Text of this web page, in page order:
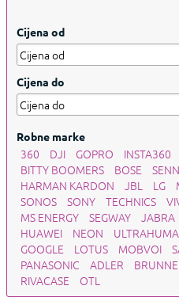
Cijena od
Cijena do
Robne marke
360 DJI GOPRO INSTA360
BITTY BOOMERS
BOSE
HARMAN KARDON
JBL LG
SONOS
SONY TECHNICS
MS ENERGY
SEGWAY JABRA
HUAWEI
NEON
GOOGLE
LOTUS MOBVOI
PANASONIC
ADLER
RIVACASE
OTL